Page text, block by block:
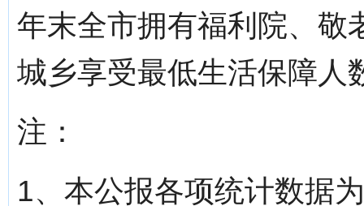
年末全市拥有福利院、敬
城乡享受最低生活保障人
注：
1、本公报各项统计数据